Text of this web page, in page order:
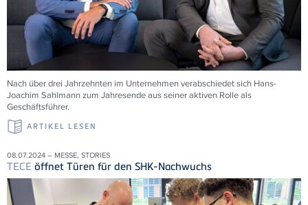
Nach über drei Jahrzehnten im Unternehmen verabschiedet sich Hans-
Joachim Sahlmann zum Jahresende aus seiner aktiven Rolle als
Geschäftsführer.
ARTIKEL LESEN
08.07.2024 – MESSE, STORIES
TECE öffnet Türen für den SHK-Nachwuchs